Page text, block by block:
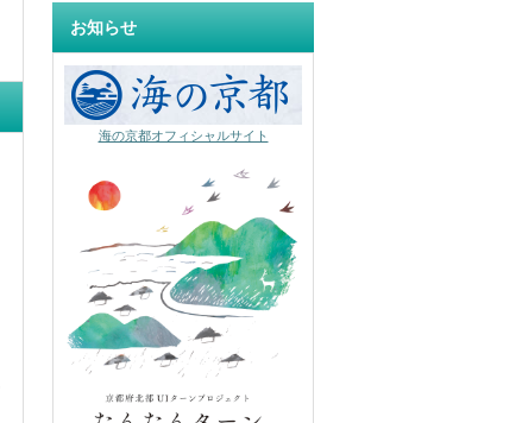
お知らせ
海の京都オフィシャルサイト